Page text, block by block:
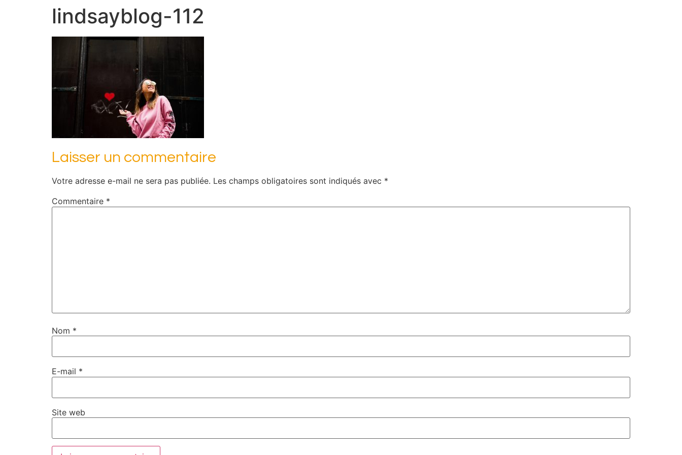
lindsayblog-112
Laisser un commentaire
Votre adresse e-mail ne sera pas publiée. Les champs obligatoires sont indiqués avec *
Commentaire *
Nom *
E-mail *
Site web